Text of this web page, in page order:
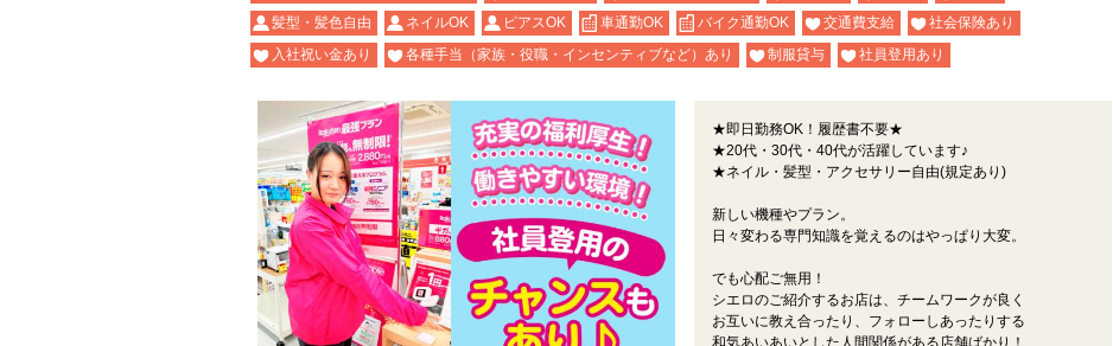
髪型・髪色自由
ネイルOK ピアスOK 車通勤OK バイク通勤OK 交通費支給
社会保険あり
入社祝い金あり
各種手当（家族・役職・インセンティブなど）あり 制服貸与 社員登用あり
★即日勤務OK！履歴書不要★
★20代・30代・40代が活躍しています♪
★ネイル・髪型・アクセサリー自由(規定あり)
新しい機種やプラン。
日々変わる専門知識を覚えるのはやっぱり大変。
でも心配ご無用！
シエロのご紹介するお店は、チームワークが良く
お互いに教え合ったり、フォローしあったりする
和気あいあいとした人間関係がある店舗ばかり！